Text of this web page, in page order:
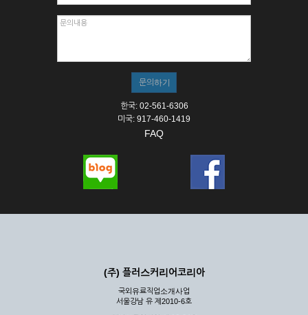
한국: 02-561-6306
미국: 917-460-1419
FAQ
(주) 플러스커리어코리아
국외유료직업소개사업
서울강남 유 제2010-6호